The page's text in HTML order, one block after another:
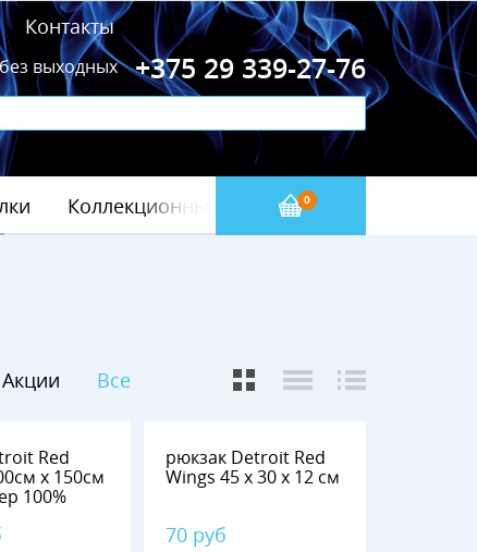
Контакты
+375 29 339-27-76
выходных
0
Коллекционные значки
Акции Все
Red
100%
рюкзак Detroit Red
Wings 45 х 30 х 12 см
70 руб